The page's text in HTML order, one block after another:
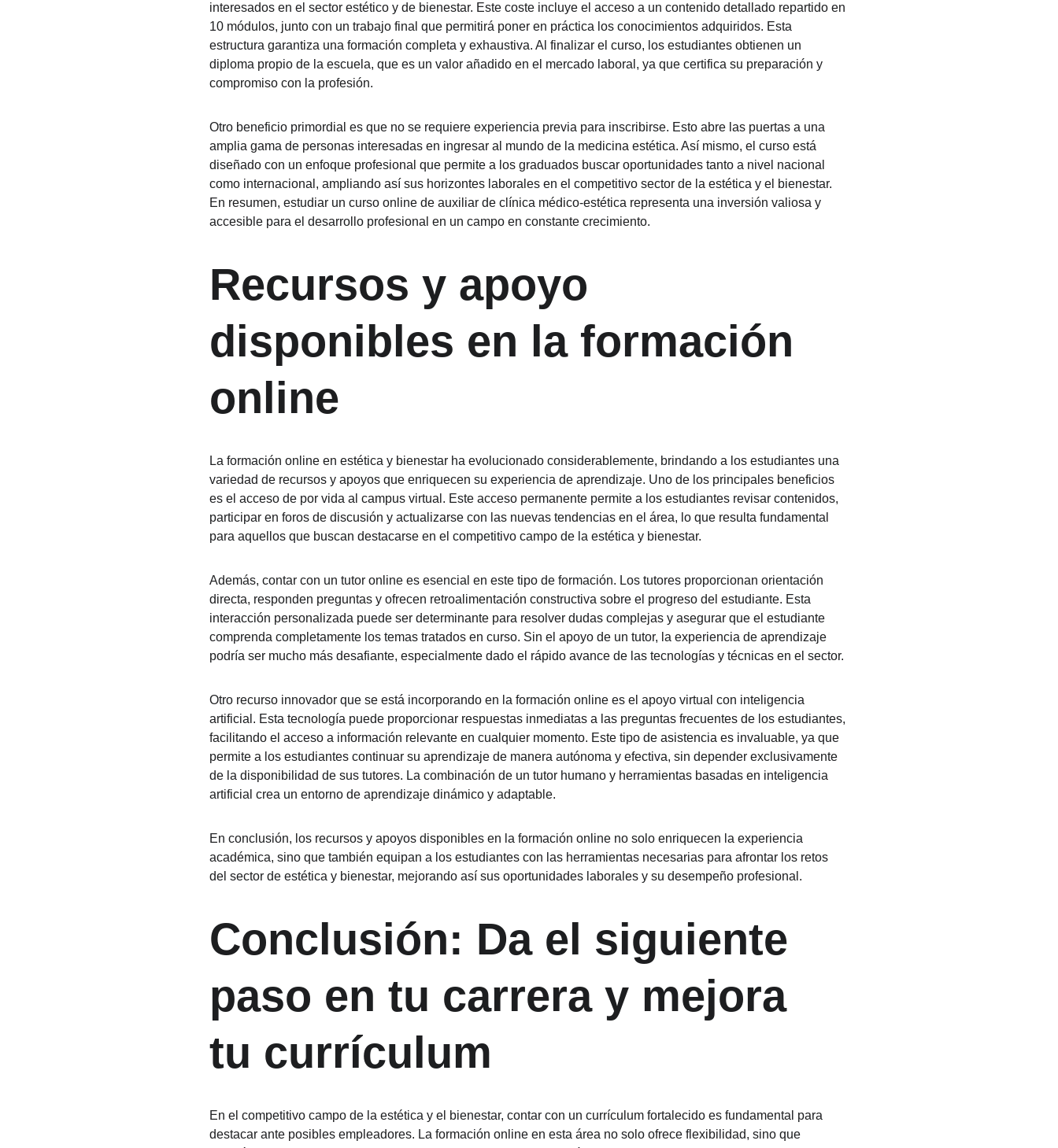
interesados en el sector estético y de bienestar. Este coste incluye el acceso a un contenido detallado repartido en
10 módulos, junto con un trabajo final que permitirá poner en práctica los conocimientos adquiridos. Esta
estructura garantiza una formación completa y exhaustiva. Al finalizar el curso, los estudiantes obtienen un
diploma propio de la escuela, que es un valor añadido en el mercado laboral, ya que certifica su preparación y
compromiso con la profesión.
Otro beneficio primordial es que no se requiere experiencia previa para inscribirse. Esto abre las puertas a una
amplia gama de personas interesadas en ingresar al mundo de la medicina estética. Así mismo, el curso está
diseñado con un enfoque profesional que permite a los graduados buscar oportunidades tanto a nivel nacional
como internacional, ampliando así sus horizontes laborales en el competitivo sector de la estética y el bienestar.
En resumen, estudiar un curso online de auxiliar de clínica médico-estética representa una inversión valiosa y
accesible para el desarrollo profesional en un campo en constante crecimiento.
Recursos y apoyo
disponibles en la formación
online
La formación online en estética y bienestar ha evolucionado considerablemente, brindando a los estudiantes una
variedad de recursos y apoyos que enriquecen su experiencia de aprendizaje. Uno de los principales beneficios
es el acceso de por vida al campus virtual. Este acceso permanente permite a los estudiantes revisar contenidos,
participar en foros de discusión y actualizarse con las nuevas tendencias en el área, lo que resulta fundamental
para aquellos que buscan destacarse en el competitivo campo de la estética y bienestar.
Además, contar con un tutor online es esencial en este tipo de formación. Los tutores proporcionan orientación
directa, responden preguntas y ofrecen retroalimentación constructiva sobre el progreso del estudiante. Esta
interacción personalizada puede ser determinante para resolver dudas complejas y asegurar que el estudiante
comprenda completamente los temas tratados en curso. Sin el apoyo de un tutor, la experiencia de aprendizaje
podría ser mucho más desafiante, especialmente dado el rápido avance de las tecnologías y técnicas en el sector.
Otro recurso innovador que se está incorporando en la formación online es el apoyo virtual con inteligencia
artificial. Esta tecnología puede proporcionar respuestas inmediatas a las preguntas frecuentes de los estudiantes,
facilitando el acceso a información relevante en cualquier momento. Este tipo de asistencia es invaluable, ya que
permite a los estudiantes continuar su aprendizaje de manera autónoma y efectiva, sin depender exclusivamente
de la disponibilidad de sus tutores. La combinación de un tutor humano y herramientas basadas en inteligencia
artificial crea un entorno de aprendizaje dinámico y adaptable.
En conclusión, los recursos y apoyos disponibles en la formación online no solo enriquecen la experiencia
académica, sino que también equipan a los estudiantes con las herramientas necesarias para afrontar los retos
del sector de estética y bienestar, mejorando así sus oportunidades laborales y su desempeño profesional.
Conclusión: Da el siguiente
paso en tu carrera y mejora
tu currículum
En el competitivo campo de la estética y el bienestar, contar con un currículum fortalecido es fundamental para
destacar ante posibles empleadores. La formación online en esta área no solo ofrece flexibilidad, sino que